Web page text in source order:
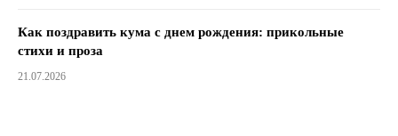
Как поздравить кума с днем ​​рождения: прикольные
стихи и проза
21.07.2026